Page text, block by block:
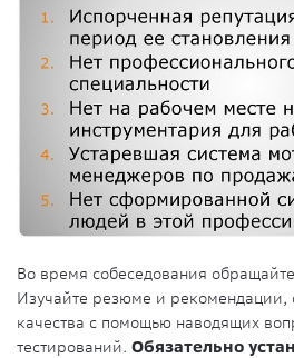
Во время собеседования
Изучайте резюме и рекомендации,
качества с помощью наводящих
тестирований. Обязательно